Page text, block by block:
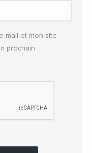
mail et mon site
prochain